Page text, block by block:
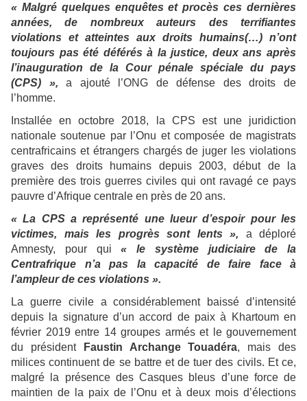
« Malgré quelques enquêtes et procès ces dernières
années, de nombreux auteurs des terrifiantes
violations et atteintes aux droits humains(…) n’ont
toujours pas été déférés à la justice, deux ans après
l’inauguration de la Cour pénale spéciale du pays
(CPS) », a ajouté l’ONG de défense des droits de
l’homme.
Installée en octobre 2018, la CPS est une juridiction
nationale soutenue par l’Onu et composée de magistrats
centrafricains et étrangers chargés de juger les violations
graves des droits humains depuis 2003, début de la
première des trois guerres civiles qui ont ravagé ce pays
pauvre d’Afrique centrale en près de 20 ans.
« La CPS a représenté une lueur d’espoir pour les
victimes, mais les progrès sont lents », a déploré
Amnesty, pour qui« le système judiciaire de la
Centrafrique n’a pas la capacité de faire face à
l’ampleur de ces violations ».
La guerre civile a considérablement baissé d’intensité
depuis la signature d’un accord de paix à Khartoum en
février 2019 entre 14 groupes armés et le gouvernement
du président
Faustin Archange Touadéra, mais des
milices continuent de se battre et de tuer des civils. Et ce,
malgré la présence des Casques bleus d’une force de
maintien de la paix de l’Onu et à deux mois d’élections